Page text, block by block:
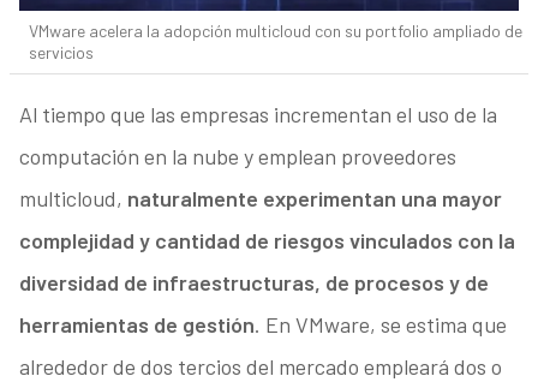
VMware acelera la adopción multicloud con su portfolio ampliado de
servicios
Al tiempo que las empresas incrementan el uso de la
computación en la nube y emplean proveedores
multicloud, naturalmente experimentan una mayor
complejidad y cantidad de riesgos vinculados con la
diversidad de infraestructuras, de procesos y de
herramientas de gestión. En VMware, se estima que
alrededor de dos tercios del mercado empleará dos o